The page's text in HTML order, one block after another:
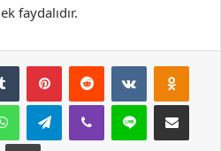
faydalıdır.
Tumblr PinterestReddit VKontakte
WhatsAppTelegramViber Line E-Posta ile
Yazdır